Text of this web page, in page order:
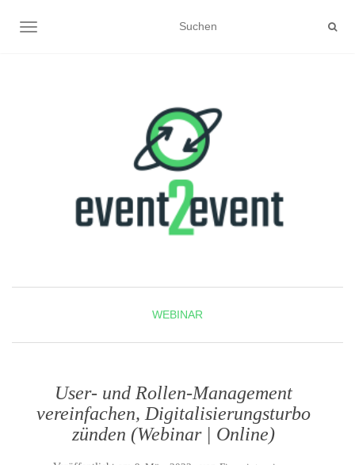
NAVIGATION UMSCHALTEN
WEBINAR
User- und Rollen-Management
vereinfachen, Digitalisierungsturbo
zünden (Webinar | Online)